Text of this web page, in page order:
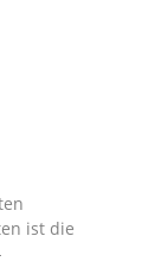
ist die